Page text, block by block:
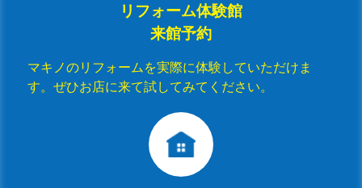
リフォーム体験館
来館予約
マキノのリフォームを実際に体験していただけま
す。ぜひお店に来て試してみてください。